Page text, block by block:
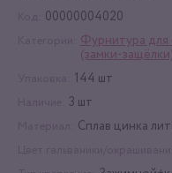
00000004020
Фурнитура для
(замки-
144 шт
3 шт
Сплав цинка